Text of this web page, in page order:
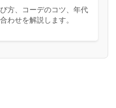
方、コーデのコツ、年代
わせを解説します。